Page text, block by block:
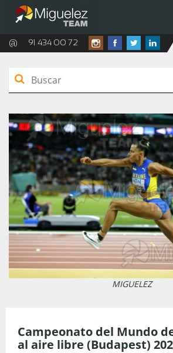
@ 91 434 00 72
MIGUELEZ
Campeonato del Mundo
al aire libre (Budapest)